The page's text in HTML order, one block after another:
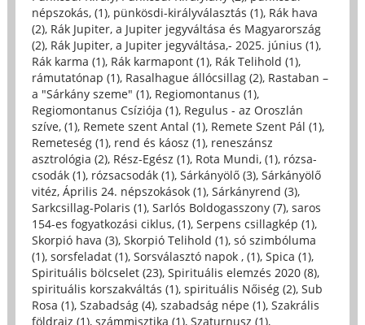
népszokás, (1), pünkösdi-királyválasztás (1), Rák hava
(2), Rák Jupiter, a Jupiter jegyváltása és Magyarország
(2), Rák Jupiter, a Jupiter jegyváltása,- 2025. június (1),
Rák karma (1), Rák karmapont (1), Rák Telihold (1),
rámutatónap (1), Rasalhague állócsillag (2), Rastaban –
a "Sárkány szeme" (1), Regiomontanus (1),
Regiomontanus Csíziója (1), Regulus - az Oroszlán
szíve, (1), Remete szent Antal (1), Remete Szent Pál (1),
Remeteség (1), rend és káosz (1), reneszánsz
asztrológia (2), Rész-Egész (1), Rota Mundi, (1), rózsa-
csodák (1), rózsacsodák (1), Sárkányölő (3), Sárkányölő
vitéz, Április 24. népszokások (1), Sárkányrend (3),
Sarkcsillag-Polaris (1), Sarlós Boldogasszony (7), saros
154-es fogyatkozási ciklus, (1), Serpens csillagkép (1),
Skorpió hava (3), Skorpió Telihold (1), só szimbóluma
(1), sorsfeladat (1), Sorsválasztó napok , (1), Spica (1),
Spirituális bölcselet (23), Spirituális elemzés 2020 (8),
spirituális korszakváltás (1), spirituális Nőiség (2), Sub
Rosa (1), Szabadság (4), szabadság népe (1), Szakrális
földrajz (1), számmisztika (1), Szaturnusz (1),